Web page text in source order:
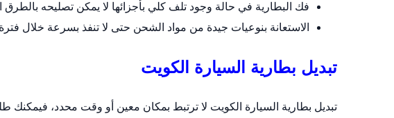
فك البطارية في حالة وجود تلف كلي بأجزائها لا يمكن تصليحه بالطرق
الاستعانة بنوعيات جيدة من مواد الشحن حتى لا تنفذ بسرعة خلال
تبديل بطارية السيارة الكويت
تبديل بطارية السيارة الكويت لا ترتبط بمكان معين أو وقت محدد،